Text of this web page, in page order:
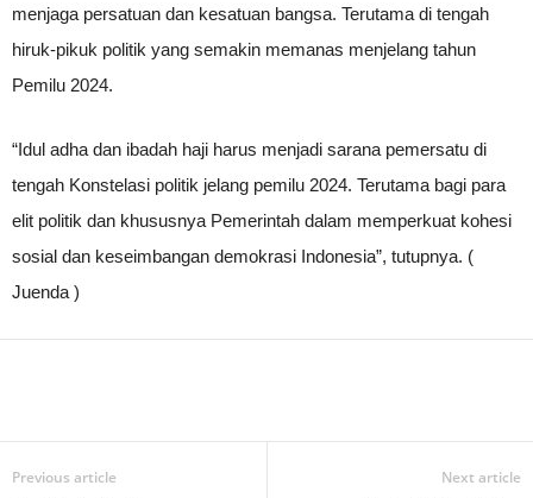
menjaga persatuan dan kesatuan bangsa. Terutama di tengah
hiruk-pikuk politik yang semakin memanas menjelang tahun
Pemilu 2024.
“Idul adha dan ibadah haji harus menjadi sarana pemersatu di
tengah Konstelasi politik jelang pemilu 2024. Terutama bagi para
elit politik dan khususnya Pemerintah dalam memperkuat kohesi
sosial dan keseimbangan demokrasi Indonesia”, tutupnya. (
Juenda )
Previous article Next article